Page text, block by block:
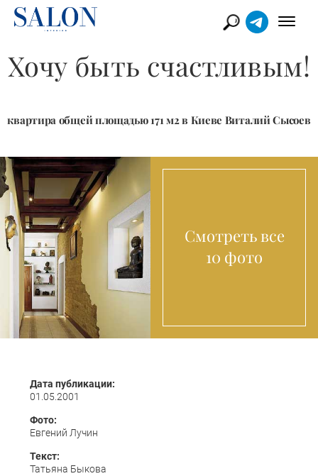
Хочу быть счастливым!
квартира общей площадью 171 м2 в Киеве Виталий Сысоев
Смотреть все
10 фото
Дата публикации:
01.05.2001
Фото:
Евгений Лучин
Текст:
Татьяна Быкова